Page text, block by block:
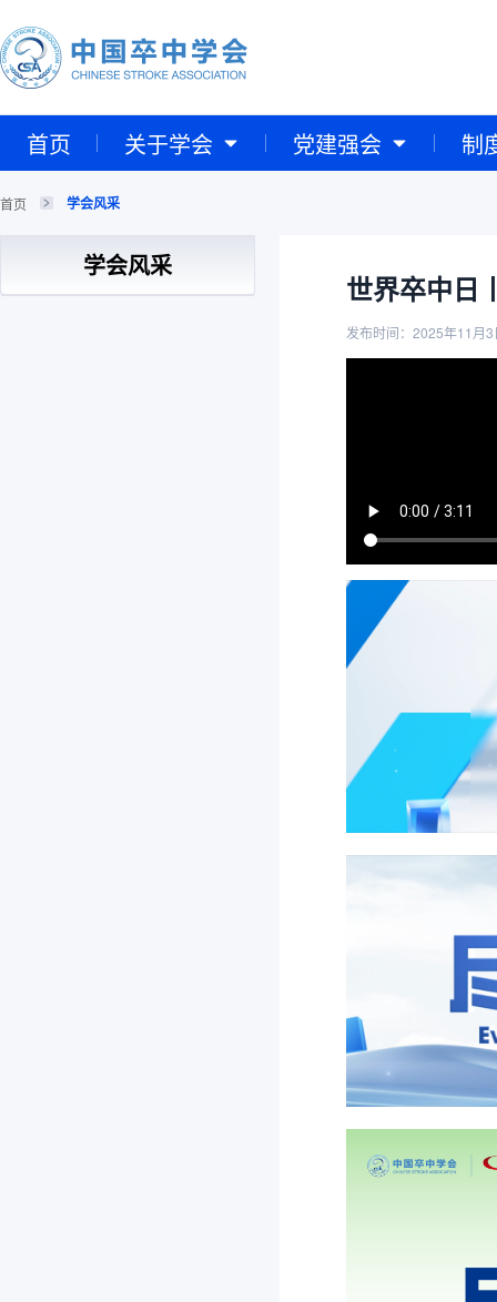
首页 关于学会 党建强会 制
首页 学会风采
学会风采
世界卒中日
发布时间：2025年11月3